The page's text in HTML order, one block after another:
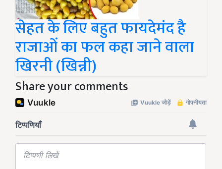
सेहत के लिए बहुत फायदेमंद है
राजाओं का फल कहा जाने वाला
खिरनी (खिन्नी)
Share your comments